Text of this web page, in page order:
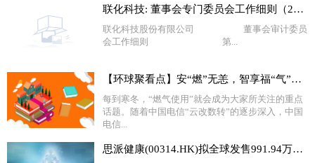
联化科技: 董事会专门委员会工作细则（2022年12月）
联化科技股份有限公司 董事会审计委员
会工作细则 第...
【环球聚看点】安“燃”无恙，智享福“气”，中国电信5G赋能燃气行业
每到寒冬，“燃气使用”就会成为大家所关注的重点
话题。随着中国电信“云改数转”的逐步深入，中国
电信...
思派健康(00314.HK)拟全球发售991.94万股 预计12月23日上市